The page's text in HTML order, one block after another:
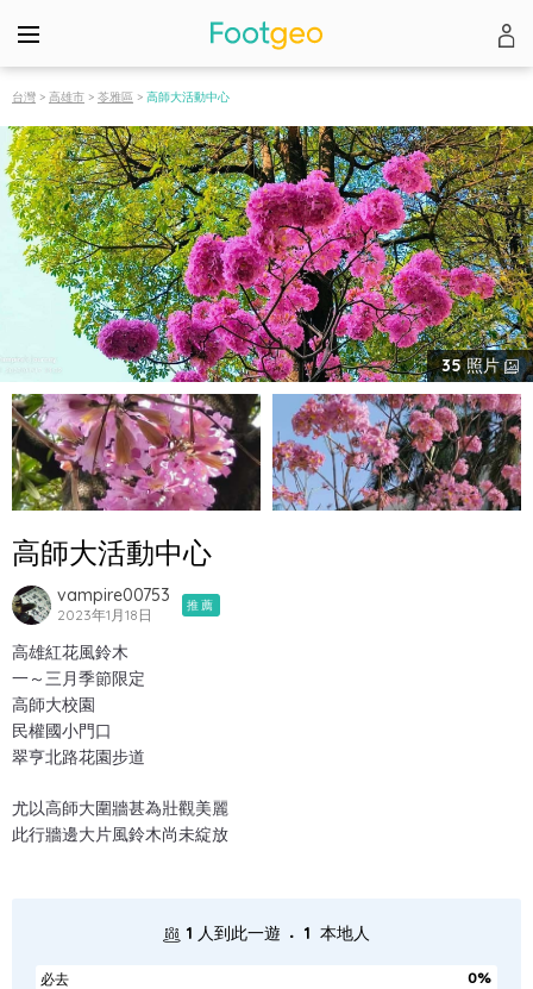
台灣 > 高雄市 > 苓雅區 > 高師大活動中心
35照片
高師大活動中心
vampire00753
2023年1月18日
推薦
高雄紅花風鈴木
一～三月季節限定
高師大校園
民權國小門口
翠亨北路花園步道
尤以高師大圍牆甚為壯觀美麗
此行牆邊大片風鈴木尚未綻放
1 人到此一遊 . 1 本地人
必去
0%